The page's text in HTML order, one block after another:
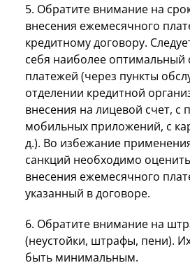
5. Обратите внимание на
внесения ежемесячного
кредитному договору.
себя наиболее оптимальный
платежей (через пункты
отделении кредитной
внесения на лицевой счет,
мобильных приложений, с
д.). Во избежание
санкций необходимо
внесения ежемесячного
указанный в договоре.
6. Обратите внимание на
(неустойки, штрафы, пени).
быть минимальным.